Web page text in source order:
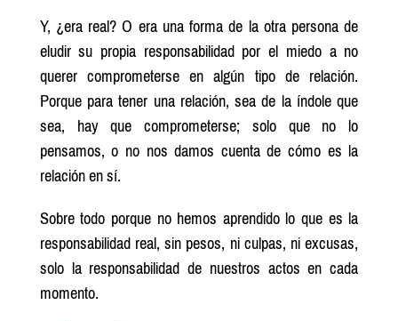
Y, ¿era real? O era una forma de la otra persona de
eludir su propia responsabilidad por el miedo a no
querer comprometerse en algún tipo de relación.
Porque para tener una relación, sea de la índole que
sea, hay que comprometerse; solo que no lo
pensamos, o no nos damos cuenta de cómo es la
relación en sí.
Sobre todo porque no hemos aprendido lo que es la
responsabilidad real, sin pesos, ni culpas, ni excusas,
solo la responsabilidad de nuestros actos en cada
momento.